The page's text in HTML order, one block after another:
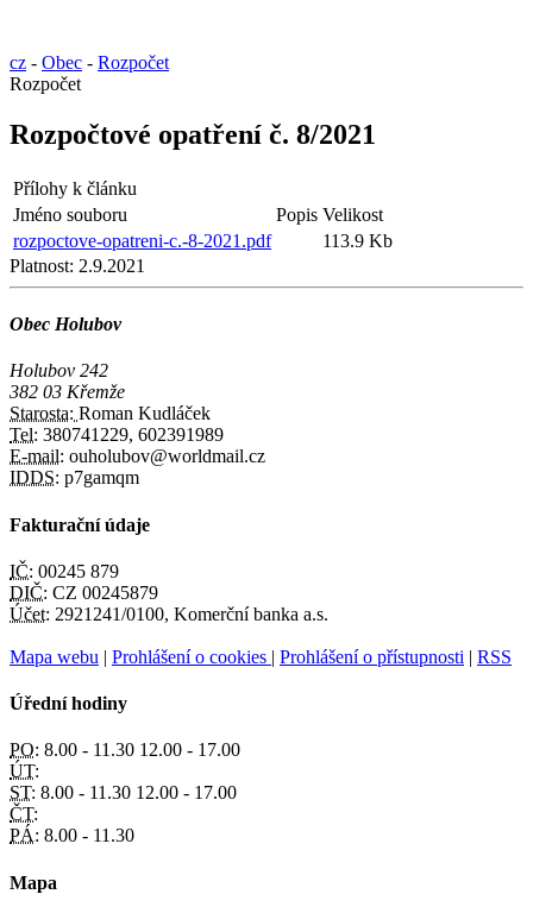
cz - Obec - Rozpočet
Rozpočet
Rozpočtové opatření č. 8/2021
Přílohy k článku
Jméno souboru
Popis Velikost
rozpoctove-opatreni-c.-8-2021.pdf
113.9 Kb
Platnost: 2.9.2021
Obec Holubov
Holubov 242
382 03 Křemže
Starosta: Roman Kudláček
Tel: 380741229, 602391989
E-mail: ouholubov@worldmail.cz
IDDS: p7gamqm
Fakturační údaje
IČ: 00245 879
DIČ: CZ 00245879
Účet: 2921241/0100, Komerční banka a.s.
Mapa webu | Prohlášení o cookies | Prohlášení o přístupnosti | RSS
Úřední hodiny
PO: 8.00 - 11.30 12.00 - 17.00
ÚT:
ST: 8.00 - 11.30 12.00 - 17.00
ČT:
PÁ: 8.00 - 11.30
Mapa